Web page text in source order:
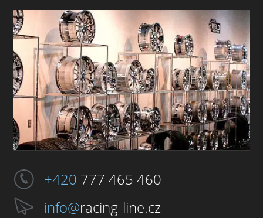
+420 777 465 460
info@racing-line.cz